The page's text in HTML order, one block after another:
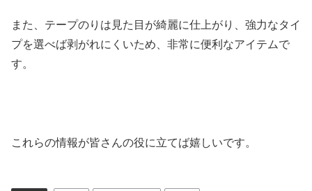
また、テープのりは見た目が綺麗に仕上がり、強力なタイ
プを選べば剥がれにくいため、非常に便利なアイテムで
す。
これらの情報が皆さんの役に立てば嬉しいです。